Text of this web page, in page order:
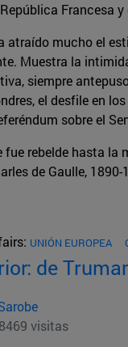
Francesa
atraído mucho el
Muestra la
siempre
el desfile en
sobre el
fue rebelde hasta
de Gaulle,
UNIÓN EUROPEA
de
visitas